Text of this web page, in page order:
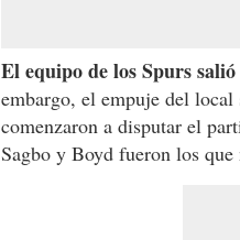
El equipo de los Spurs
embargo, el empuje del local
comenzaron a disputar el
Sagbo y Boyd fueron los